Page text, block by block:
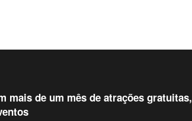
mais de um mês de atrações gratuitas,